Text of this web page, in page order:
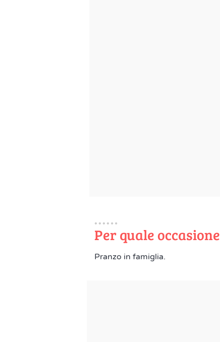
Per quale occasione
Pranzo in famiglia.